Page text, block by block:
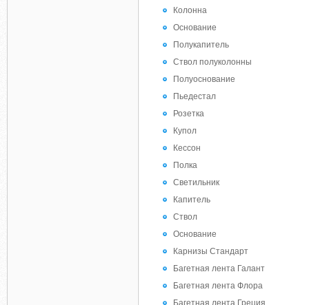
Колонна
Основание
Полукапитель
Ствол полуколонны
Полуоснование
Пьедестал
Розетка
Купол
Кессон
Полка
Светильник
Капитель
Ствол
Основание
Карнизы Стандарт
Багетная лента Галант
Багетная лента Флора
Багетная лента Греция